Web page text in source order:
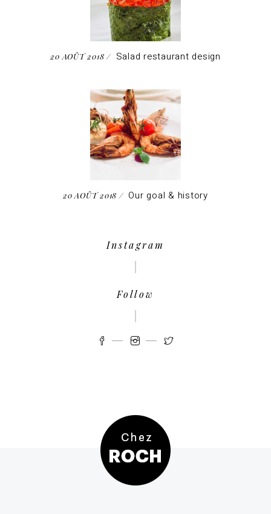
20 AOÛT 2018 Salad restaurant design
20 AOÛT 2018 Our goal & history
Instagram
Follow